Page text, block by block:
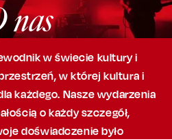
nas
w świecie kultury i
w której kultura i
każdego. Nasze wydarzenia
o każdy szczegół,
doświadczenie było